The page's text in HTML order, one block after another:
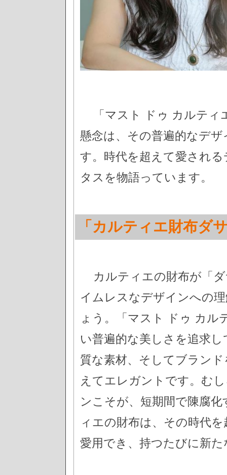
「マスト ドゥ カルテ
懸念は、その普遍的なデ
す。時代を超えて愛され
タスを物語っています。
「カルティエ財布ダ
カルティエの財布が「
イムレスなデザインへの
ょう。「マスト ドゥ カル
い普遍的な美しさを追求
質な素材、そしてブラン
えてエレガントです。む
ンこそが、短期間で陳腐
ィエの財布は、その時代
愛用でき、持つたびに新